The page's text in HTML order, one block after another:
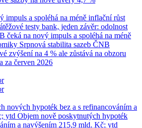
impuls a spoléhá na méně inflační růst
testy bank, jeden závěr: odolnost
čeká na nový impuls a spoléhá na méně
Srpnová stabilita sazeb ČNB
zvýšení na 4 % ale zůstává na obzoru
za červen 2026
nových hypoték bez a s refinancováním a
ytd Objem nově poskytnutých hypoték
a navýšením 215,9 mld. Kč; ytd